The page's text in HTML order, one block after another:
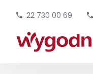
22 730 00 69